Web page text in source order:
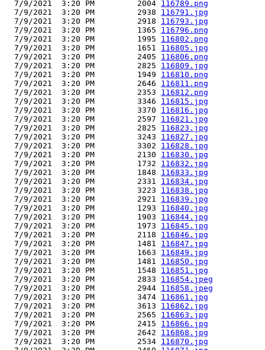
  7/9/2021  3:20 PM         2004
116789.png
  7/9/2021  3:20 PM         2938
116791.jpg
  7/9/2021  3:20 PM         2918
116793.jpg
  7/9/2021  3:20 PM         1365
116796.png
  7/9/2021  3:20 PM         1995
116802.png
  7/9/2021  3:20 PM         1651
116805.jpg
  7/9/2021  3:20 PM         2405
116806.png
  7/9/2021  3:20 PM         2825
116809.jpg
  7/9/2021  3:20 PM         1949
116810.png
  7/9/2021  3:20 PM         2646
116811.png
  7/9/2021  3:20 PM         2353
116812.png
  7/9/2021  3:20 PM         3346
116815.jpg
  7/9/2021  3:20 PM         3370
116816.jpg
  7/9/2021  3:20 PM         2597
116821.jpg
  7/9/2021  3:20 PM         2825
116823.jpg
  7/9/2021  3:20 PM         3243
116827.jpg
  7/9/2021  3:20 PM         3302
116828.jpg
  7/9/2021  3:20 PM         2130
116830.jpg
  7/9/2021  3:20 PM         1732
116832.jpg
  7/9/2021  3:20 PM         1848
116833.jpg
  7/9/2021  3:20 PM         2331
116834.jpg
  7/9/2021  3:20 PM         3223
116838.jpg
  7/9/2021  3:20 PM         2921
116839.jpg
  7/9/2021  3:20 PM         1293
116840.jpg
  7/9/2021  3:20 PM         1903
116844.jpg
  7/9/2021  3:20 PM         1973
116845.jpg
  7/9/2021  3:20 PM         2118
116846.jpg
  7/9/2021  3:20 PM         1481
116847.jpg
  7/9/2021  3:20 PM         1663
116849.jpg
  7/9/2021  3:20 PM         1481
116850.jpg
  7/9/2021  3:20 PM         1548
116851.jpg
  7/9/2021  3:20 PM         2833
116854.jpeg
  7/9/2021  3:20 PM         2944
116858.jpeg
  7/9/2021  3:20 PM         3474
116861.jpg
  7/9/2021  3:20 PM         3613
116862.jpg
  7/9/2021  3:20 PM         2565
116863.jpg
  7/9/2021  3:20 PM         2415
116866.jpg
  7/9/2021  3:20 PM         2642
116868.jpg
  7/9/2021  3:20 PM         2534
116870.jpg